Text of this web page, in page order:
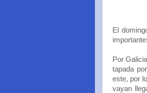
El
Por
tapada
este, por
vayan